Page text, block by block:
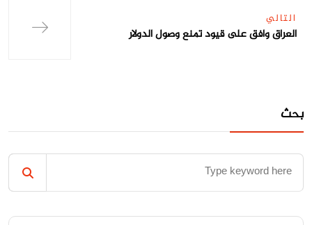
التالي
العراق وافق على قيود تمنع وصول الدولار
بحث